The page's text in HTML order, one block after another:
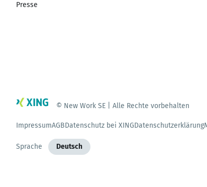
Presse
© New Work SE | Alle Rechte vorbehalten
ImpressumAGBDatenschutz bei XINGDatenschutzerklärung
Sprache Deutsch